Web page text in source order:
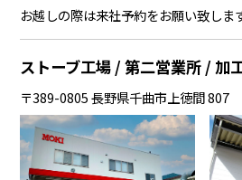
お越しの際は来社予約をお願い致しま
ストーブ工場 / 第二営業所 / 加
〒389-0805 長野県千曲市上徳間 807